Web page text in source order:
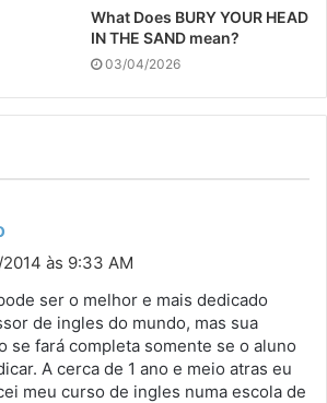
What Does BURY YOUR HEAD
IN THE SAND mean?
03/04/2026
i
s
e
:
às 9:33 AM
ser o melhor e mais dedicado
de ingles do mundo, mas sua
se fará completa somente se o aluno
A cerca de 1 ano e meio atras eu
meu curso de ingles numa escola de